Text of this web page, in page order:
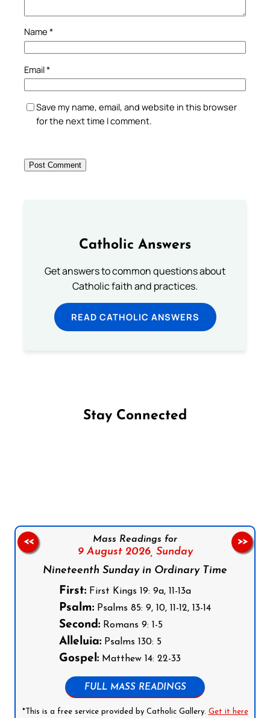
Name *
Email*
Save my name, email, and website in this browser
for the next time I comment.
Catholic Answers
Get answers to common questions about
Catholic faith and practices.
READ CATHOLIC ANSWERS
Stay Connected
Mass Readings for
9 August 2026, Sunday
Nineteenth Sunday in Ordinary Time
First: First Kings 19: 9a, 11-13a
Psalm: Psalms 85: 9, 10, 11-12, 13-14
Second: Romans 9: 1-5
Alleluia: Psalms 130: 5
Gospel: Matthew 14: 22-33
FULL MASS READINGS
*This is a free service provided by Catholic Gallery. Get it here
<< >>